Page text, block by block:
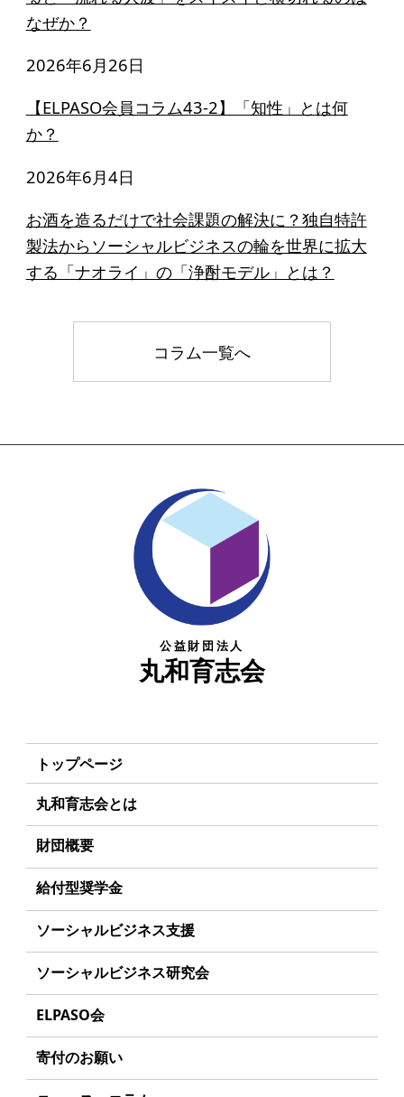
なぜか？
2026年6月26日
【ELPASO会員コラム43-2】「知性」とは何
か？
2026年6月4日
お酒を造るだけで社会課題の解決に？独自特許
製法からソーシャルビジネスの輪を世界に拡大
する「ナオライ」の「浄酎モデル」とは？
コラム一覧へ
公益財団法人
丸和育志会
トップページ
丸和育志会とは
理事長あいさつ
丸和育志会の目指す未来
学生のみなさんへ
起業を考えているみなさんへ
応援したいみなさんへ
財団概要
理念
沿革
組織
年間スケジュール
定款
個人情報保護方針
給付型奨学金
事業方針
募集要項
給付型奨学金とは
ソーシャルビジネス支援
事業方針
ソーシャルビジネスとは
ソーシャルビジネス研究会
研究会のねらい
研究会一覧
ELPASO会
ELPASO会とは
寄付のお願い